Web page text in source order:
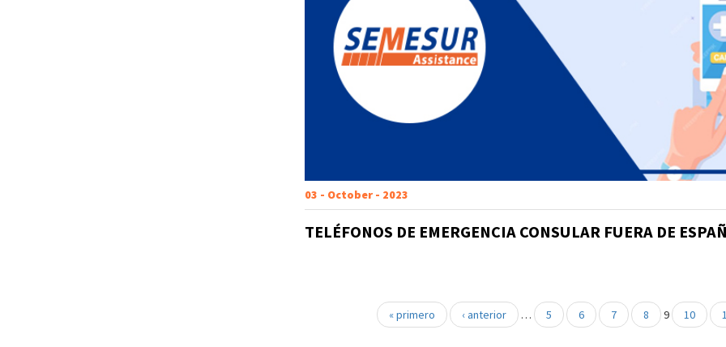
03 - October - 2023
TELÉFONOS DE EMERGENCIA CONSULAR FUERA DE
« primero ‹ anterior … 5 6 7 8 9 10